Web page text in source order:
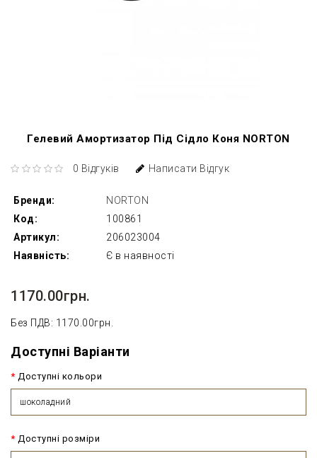
Гелевий Амортизатор Під Сідло Коня NORTON
0 Відгуків Написати Відгук
Бренди:
NORTON
Код:
100861
Артикул:
206023004
Наявність:
Є в наявності
1170.00грн.
Без ПДВ: 1170.00грн.
Доступні Варіанти
Доступні кольори
шоколадний
Доступні розміри